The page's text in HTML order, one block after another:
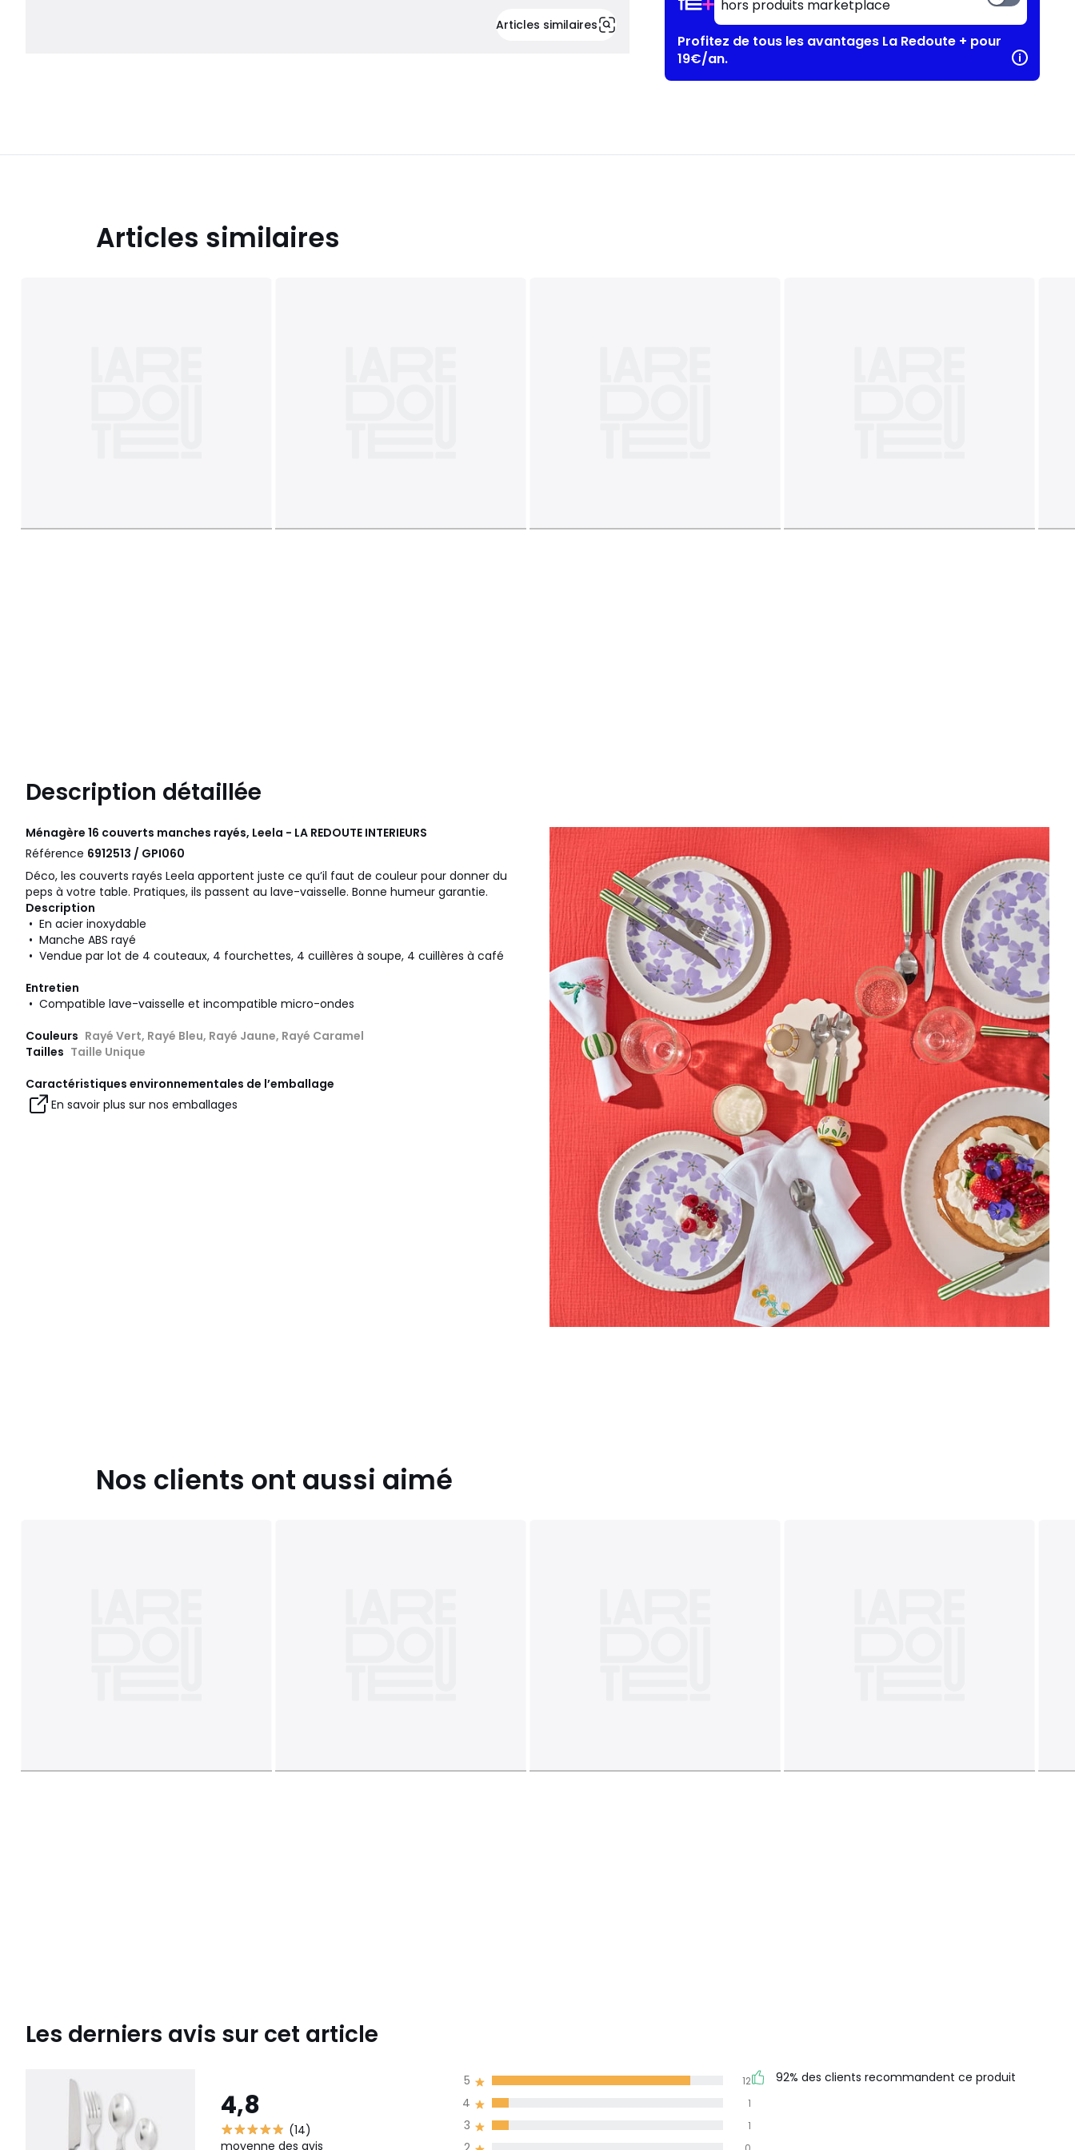
Articles similaires
hors produits marketplace
Profitez de tous les avantages La Redoute + pour
19€/an.
Articles similaires
Description détaillée
Ménagère 16 couverts manches rayés, Leela - LA REDOUTE INTERIEURS
Référence 6912513 / GPI060
Déco, les couverts rayés Leela apportent juste ce qu’il faut de couleur pour donner du
peps à votre table. Pratiques, ils passent au lave-vaisselle. Bonne humeur garantie.
Description
• En acier inoxydable
• Manche ABS rayé
• Vendue par lot de 4 couteaux, 4 fourchettes, 4 cuillères à soupe, 4 cuillères à café
Entretien
• Compatible lave-vaisselle et incompatible micro-ondes
Couleurs Rayé Vert, Rayé Bleu, Rayé Jaune, Rayé Caramel
Tailles Taille Unique
Caractéristiques environnementales de l’emballage
En savoir plus sur nos emballages
Nos clients ont aussi aimé
Les derniers avis sur cet article
4,8
(14)
moyenne des avis
3 1
4 1
5 12 92% des clients recommandent ce produit